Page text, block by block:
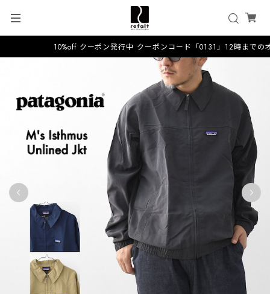
10%off クーポン発行中 クーポンコード「0131」12時までの